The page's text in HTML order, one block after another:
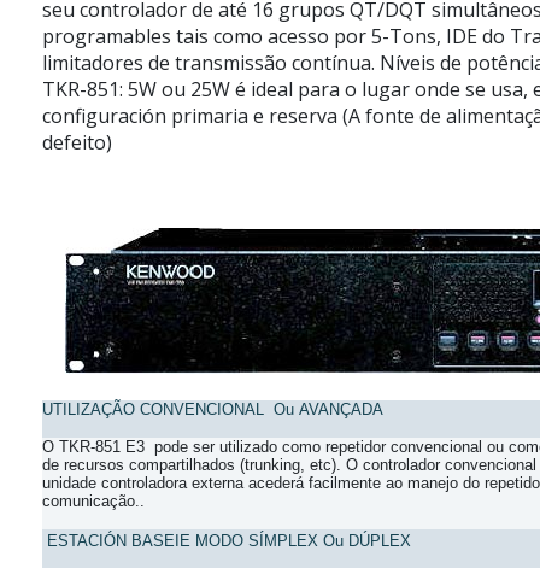
seu controlador de até 16 grupos QT/DQT
programables tais como acesso por 5-Tons, IDE do
limitadores de transmissão contínua. Níveis de
TKR-851: 5W ou 25W é ideal para o lugar onde se usa,
configuración primaria e reserva (A fonte de
defeito)
UTILIZAÇÃO CONVENCIONAL Ou AVANÇADA
O TKR-851 E3 pode ser utilizado como repetidor convencional ou
de recursos compartilhados (trunking, etc). O controlador
unidade controladora externa acederá facilmente ao manejo do
comunicação..
ESTACIÓN BASEIE MODO SÍMPLEX Ou DÚPLEX